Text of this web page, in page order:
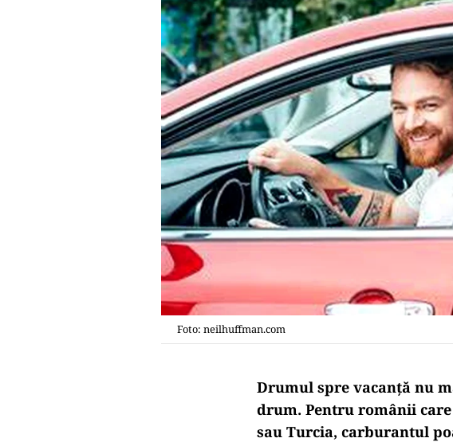
Foto: neilhuffman.com
Drumul spre vacanță nu
drum. Pentru românii
sau Turcia, carburantul